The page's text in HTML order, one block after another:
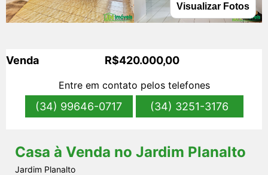
s
Visualizar Fotos
Venda R$420.000,00
Entre em contato pelos telefones
(34) 99646-0717 (34) 3251-3176
Casa à Venda no Jardim Planalto
Jardim Planalto